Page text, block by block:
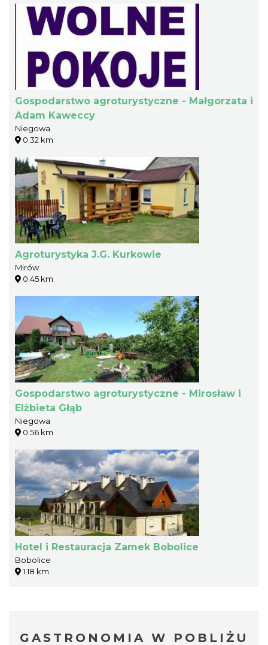
Gospodarstwo agroturystyczne - Małgorzata i
Adam Kaweccy
Niegowa
0.32 km
Agroturystyka J.G. Kurkowie
Mirów
0.45 km
Gospodarstwo agroturystyczne - Mirosław i
Elżbieta Głąb
Niegowa
0.56 km
Hotel i Restauracja Zamek Bobolice
Bobolice
1.18 km
GASTRONOMIA W POBLIŻU